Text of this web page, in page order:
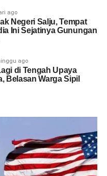
ago
Negeri Salju, Tempat
Ini Sejatinya Gunungan
ago
di Tengah Upaya
Belasan Warga Sipil